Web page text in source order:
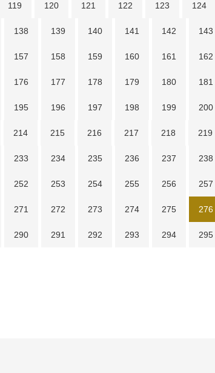
119 120 121 122 123 124
138 139 140 141 142 143
157 158 159 160 161 162
176 177 178 179 180 181
195 196 197 198 199 200
214 215 216 217 218 219
233 234 235 236 237 238
252 253 254 255 256 257
271 272 273 274 275 276
290 291 292 293 294 295